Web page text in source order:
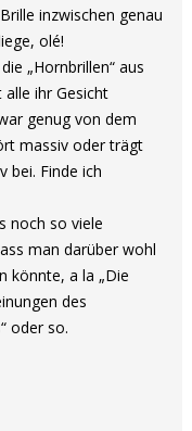
inzwischen genau
olé!
„Hornbrillen“ aus
ihr Gesicht
genug von dem
massiv oder trägt
bei. Finde ich
noch so viele
man darüber wohl
könnte, a la „Die
des
oder so.